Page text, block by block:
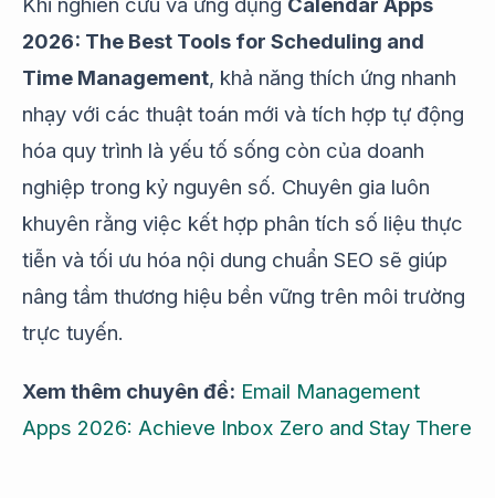
2026: The Best Tools for Scheduling and
Time Management, khả năng thích ứng nhanh
nhạy với các thuật toán mới và tích hợp tự động
hóa quy trình là yếu tố sống còn của doanh
nghiệp trong kỷ nguyên số. Chuyên gia luôn
khuyên rằng việc kết hợp phân tích số liệu thực
tiễn và tối ưu hóa nội dung chuẩn SEO sẽ giúp
nâng tầm thương hiệu bền vững trên môi trường
trực tuyến.
Xem thêm chuyên đề: Email Management
Apps 2026: Achieve Inbox Zero and Stay There